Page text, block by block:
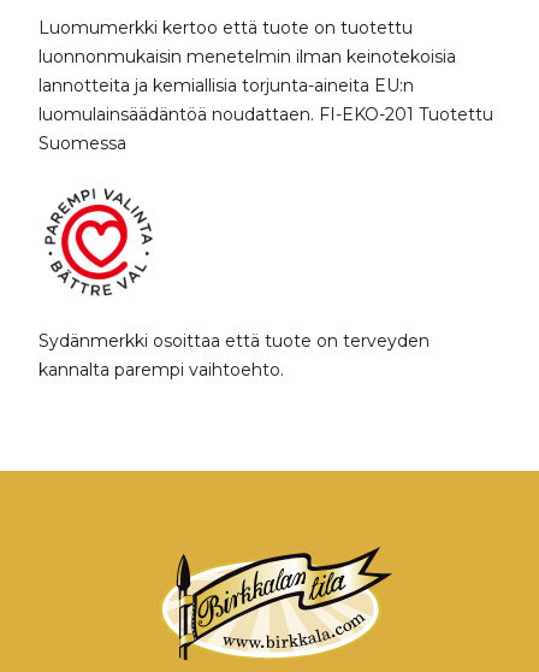
Luomumerkki kertoo että tuote on tuotettu
luonnonmukaisin menetelmin ilman keinotekoisia
lannotteita ja kemiallisia torjunta-aineita EU:n
luomulainsäädäntöä noudattaen. FI-EKO-201 Tuotettu
Suomessa
Sydänmerkki osoittaa että tuote on terveyden
kannalta parempi vaihtoehto.